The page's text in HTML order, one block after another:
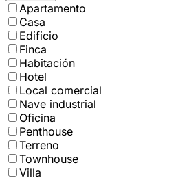
Apartamento
Casa
Edificio
Finca
Habitación
Hotel
Local comercial
Nave industrial
Oficina
Penthouse
Terreno
Townhouse
Villa